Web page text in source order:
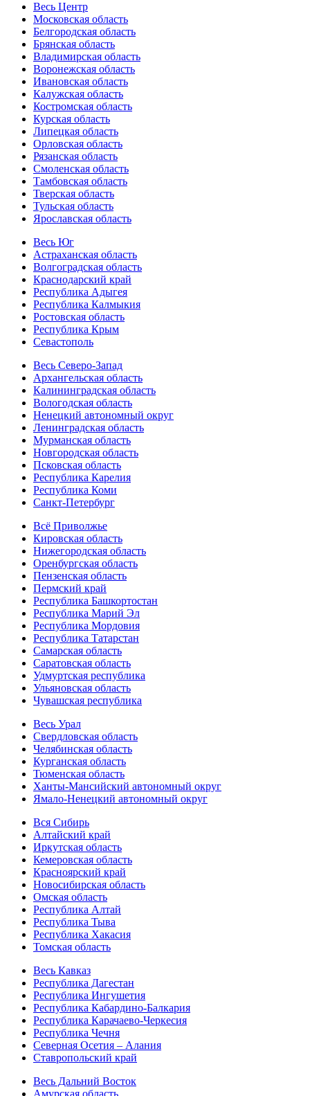
Весь Центр
Московская область
Белгородская область
Брянская область
Владимирская область
Воронежская область
Ивановская область
Калужская область
Костромская область
Курская область
Липецкая область
Орловская область
Рязанская область
Смоленская область
Тамбовская область
Тверская область
Тульская область
Ярославская область
Весь Юг
Астраханская область
Волгоградская область
Краснодарский край
Республика Адыгея
Республика Калмыкия
Ростовская область
Республика Крым
Севастополь
Весь Северо-Запад
Архангельская область
Калининградская область
Вологодская область
Ненецкий автономный округ
Ленинградская область
Мурманская область
Новгородская область
Псковская область
Республика Карелия
Республика Коми
Санкт-Петербург
Всё Приволжье
Кировская область
Нижегородская область
Оренбургская область
Пензенская область
Пермский край
Республика Башкортостан
Республика Марий Эл
Республика Мордовия
Республика Татарстан
Самарская область
Саратовская область
Удмуртская республика
Ульяновская область
Чувашская республика
Весь Урал
Свердловская область
Челябинская область
Курганская область
Тюменская область
Ханты-Мансийский автономный округ
Ямало-Ненецкий автономный округ
Вся Сибирь
Алтайский край
Иркутская область
Кемеровская область
Красноярский край
Новосибирская область
Омская область
Республика Алтай
Республика Тыва
Республика Хакасия
Томская область
Весь Кавказ
Республика Дагестан
Республика Ингушетия
Республика Кабардино-Балкария
Республика Карачаево-Черкесия
Республика Чечня
Северная Осетия – Алания
Ставропольский край
Весь Дальний Восток
Амурская область